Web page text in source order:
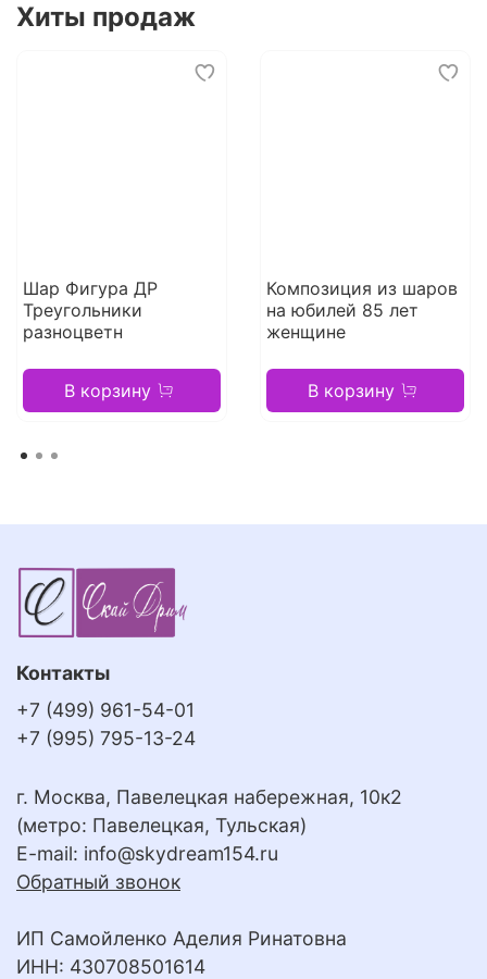
Хиты продаж
Шар Фигура ДР
Треугольники
разноцветн
В корзину
Композиция из шаров
на юбилей 85 лет
женщине
В корзину
Контакты
+7 (499) 961-54-01
+7 (995) 795-13-24
г. Москва, Павелецкая набережная, 10к2
(метро: Павелецкая, Тульская)
E-mail: info@skydream154.ru
Обратный звонок
ИП Самойленко Аделия Ринатовна
ИНН: 430708501614